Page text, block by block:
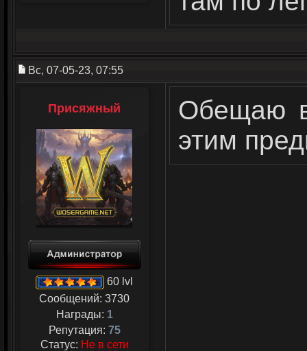
Вс, 07-05-23, 07:55
Присяжный
60 lvl
Сообщений: 3730
Награды: 1
Репутация: 75
Статус: Не в сети
Обещаю
этим